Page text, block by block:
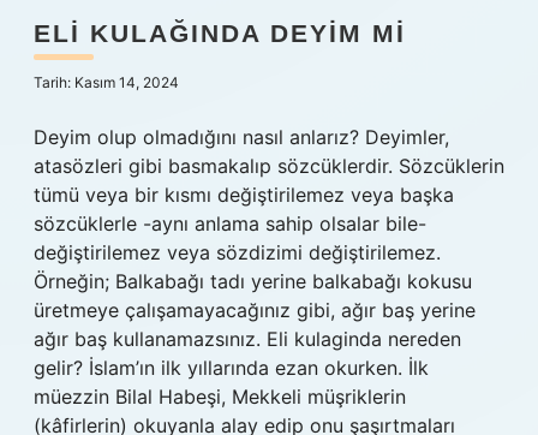
Hakkımızda
ELI KULAĞINDA DEYIM MI
Tarih: Kasım 14, 2024
Deyim olup olmadığını nasıl anlarız? Deyimler,
atasözleri gibi basmakalıp sözcüklerdir. Sözcüklerin
tümü veya bir kısmı değiştirilemez veya başka
sözcüklerle -aynı anlama sahip olsalar bile-
değiştirilemez veya sözdizimi değiştirilemez.
Örneğin; Balkabağı tadı yerine balkabağı kokusu
üretmeye çalışamayacağınız gibi, ağır baş yerine
ağır baş kullanamazsınız. Eli kulaginda nereden
gelir? İslam’ın ilk yıllarında ezan okurken. İlk
müezzin Bilal Habeşi, Mekkeli müşriklerin
(kâfirlerin) okuyanla alay edip onu şaşırtmaları